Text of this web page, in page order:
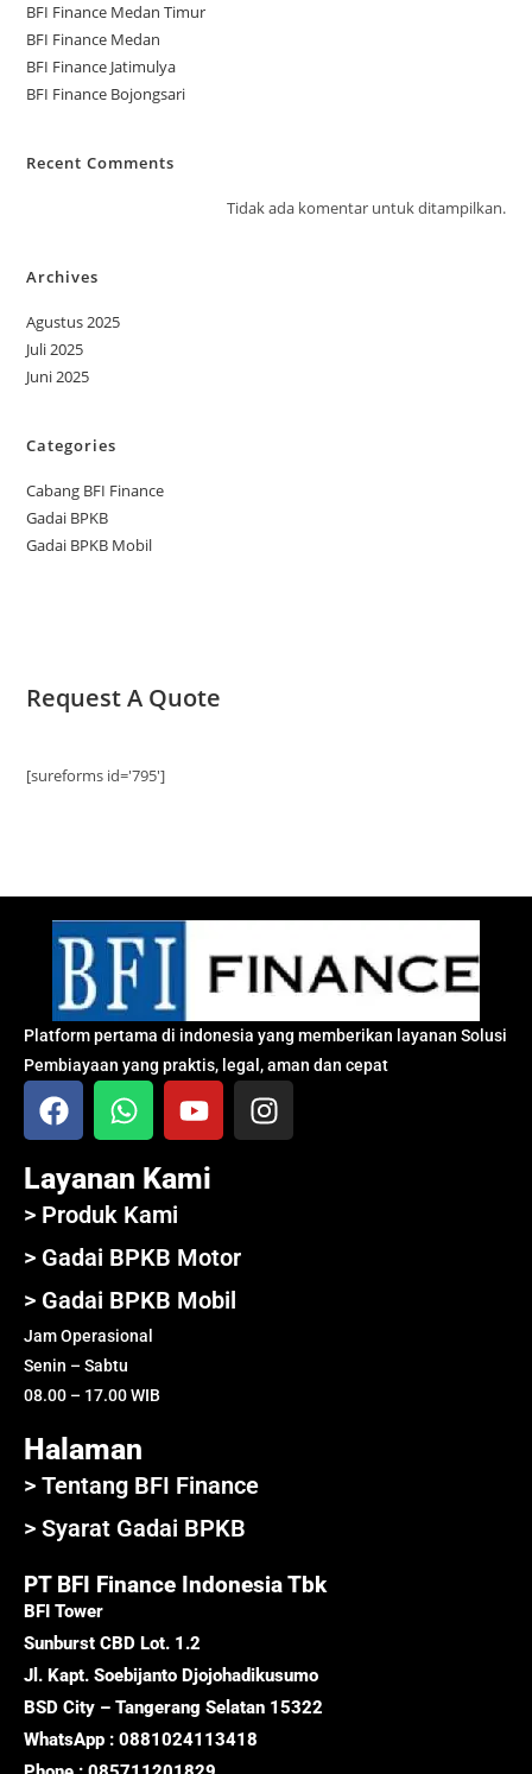
BFI Finance Medan Timur
BFI Finance Medan
BFI Finance Jatimulya
BFI Finance Bojongsari
Recent Comments
Tidak ada komentar untuk ditampilkan.
Archives
Agustus 2025
Juli 2025
Juni 2025
Categories
Cabang BFI Finance
Gadai BPKB
Gadai BPKB Mobil
Request A Quote
[sureforms id='795']
Platform pertama di indonesia yang memberikan layanan Solusi
Pembiayaan yang praktis, legal, aman dan cepat
Layanan Kami
> Produk Kami
> Gadai BPKB Motor
> Gadai BPKB Mobil
Jam Operasional
Senin – Sabtu
08.00 – 17.00 WIB
Halaman
> Tentang BFI Finance
> Syarat Gadai BPKB
PT BFI Finance Indonesia Tbk
BFI Tower
Sunburst CBD Lot. 1.2
Jl. Kapt. Soebijanto Djojohadikusumo
BSD City – Tangerang Selatan 15322
WhatsApp : 0881024113418